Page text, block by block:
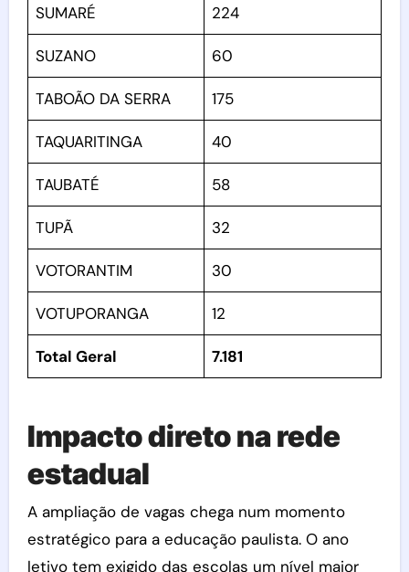
SUMARÉ 224
SUZANO 60
TABOÃO DA SERRA 175
TAQUARITINGA 40
TAUBATÉ 58
TUPÃ 32
VOTORANTIM 30
VOTUPORANGA 12
Total Geral 7.181
Impacto direto na rede
estadual
A ampliação de vagas chega num momento
estratégico para a educação paulista. O ano
letivo tem exigido das escolas um nível maior